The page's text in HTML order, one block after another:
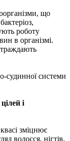
що
роботу
в організмі.
судинної системи
і
зміцнює
волосся, нігтів,